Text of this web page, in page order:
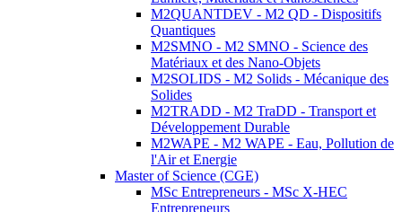
M2QUANTDEV - M2 QD - Dispositifs
Quantiques
M2SMNO - M2 SMNO - Science des
Matériaux et des Nano-Objets
M2SOLIDS - M2 Solids - Mécanique des
Solides
M2TRADD - M2 TraDD - Transport et
Développement Durable
M2WAPE - M2 WAPE - Eau, Pollution de
l'Air et Energie
Master of Science (CGE)
MSc Entrepreneurs - MSc X-HEC
Entrepreneurs